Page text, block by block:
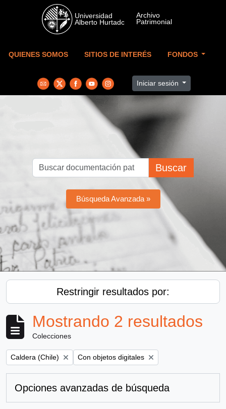
Skip to main content
QUIENES SOMOS SITIOS DE INTERÉS FONDOS
Iniciar sesión
Buscar
Búsqueda Avanzada »
Restringir resultados por:
Mostrando 2 resultados
Colecciones
Remove filter:
Caldera (Chile) Remove filter:
Con objetos digitales
Opciones avanzadas de búsqueda